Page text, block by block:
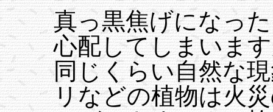
真っ黒焦げになっ
心配してしまいま
同じくらい自然な
リなどの植物は火